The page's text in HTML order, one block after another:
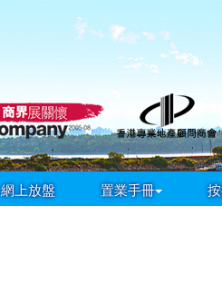
網上放盤 置業手冊